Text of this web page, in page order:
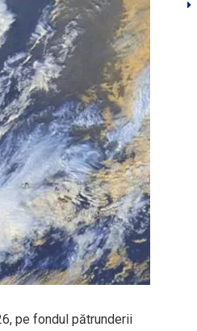
pe fondul pătrunderii